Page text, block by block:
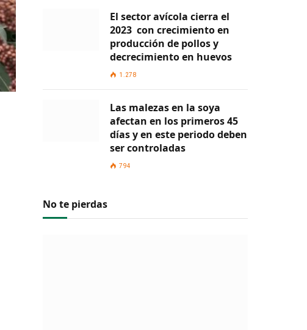
El sector avícola cierra el
2023 con crecimiento en
producción de pollos y
decrecimiento en huevos
1.278
Las malezas en la soya
afectan en los primeros 45
días y en este periodo deben
ser controladas
794
No te pierdas